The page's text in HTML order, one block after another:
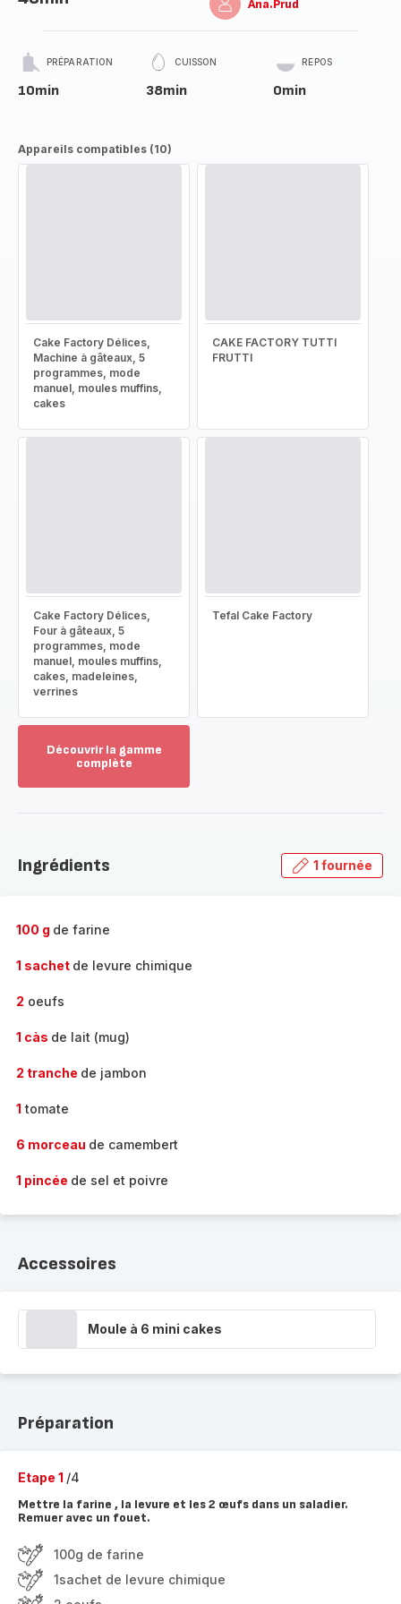
Ana.Prud
PRÉPARATION
10min
CUISSON
38min
REPOS
0min
Appareils compatibles (10)
Cake Factory Délices,
Machine à gâteaux, 5
programmes, mode
manuel, moules muffins,
cakes
CAKE FACTORY TUTTI
FRUTTI
Cake Factory Délices,
Four à gâteaux, 5
programmes, mode
manuel, moules muffins,
cakes, madeleines,
verrines
Tefal Cake Factory
Découvrir la gamme
complète
gamme
Ingrédients 1 fournée
100 g de farine
1 sachet de levure chimique
2 oeufs
1 càs de lait (mug)
2 tranche de jambon
1 tomate
6 morceau de camembert
1 pincée de sel et poivre
Accessoires
Moule à 6 mini cakes
Préparation
Etape 1 /4
Mettre la farine , la levure et les 2 œufs dans un saladier.
Remuer avec un fouet.
100g de farine
1sachet de levure chimique